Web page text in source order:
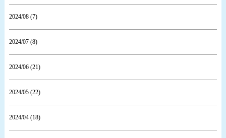
2024/08 (7)
2024/07 (8)
2024/06 (21)
2024/05 (22)
2024/04 (18)